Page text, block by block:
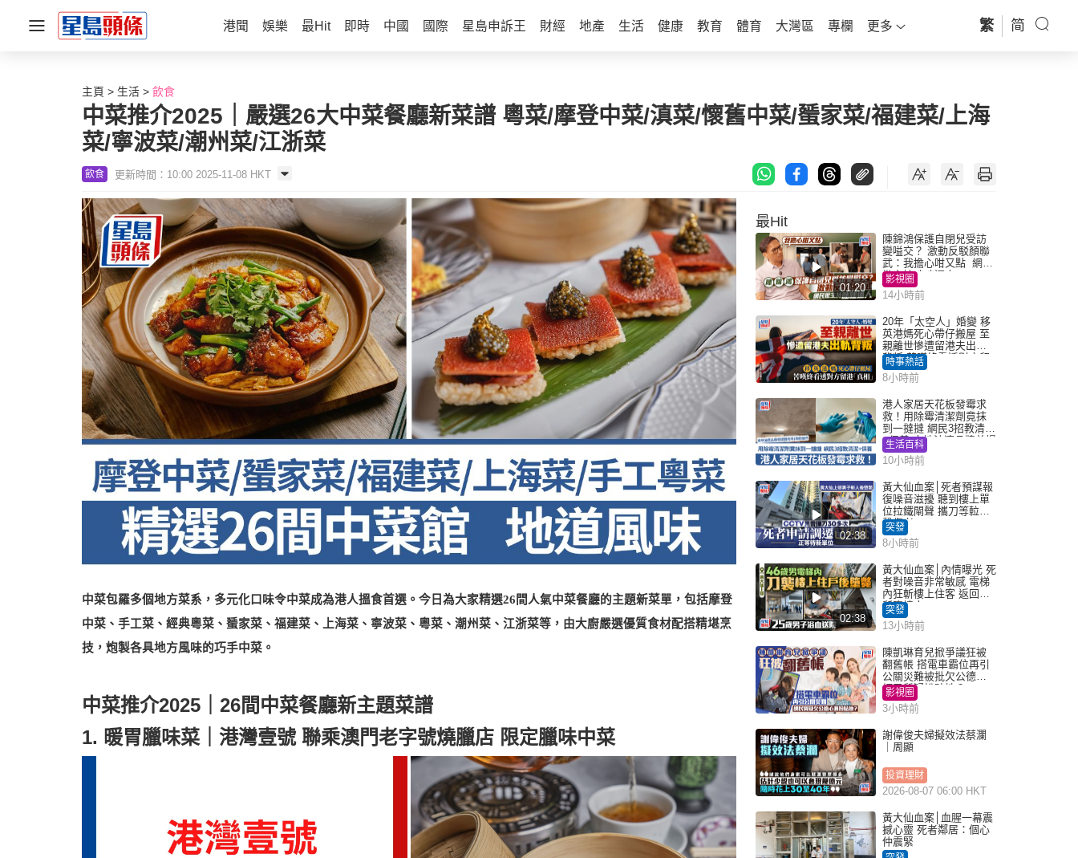
港聞 娛樂 最Hit 即時 中國 國際 星島申訴王 財經 地產 生活 健康 教育 體育 大灣區 專欄 更多 繁 简
主頁 生活 飲食
中菜推介2025｜嚴選26大中菜餐廳新菜譜 粵菜/摩登中菜/滇菜/懷舊中菜/蜑家菜/福建菜/上海
菜/寧波菜/潮州菜/江浙菜
飲食 更新時間：10:00 2025-11-08 HKT
中菜包羅多個地方菜系，多元化口味令中菜成為港人搵食首選。今日為大家精選26間人氣中菜餐廳的主題新菜單，包括摩登
中菜、手工菜、經典粵菜、蜑家菜、福建菜、上海菜、寧波菜、粵菜、潮州菜、江浙菜等，由大廚嚴選優質食材配搭精堪烹
技，炮製各具地方風味的巧手中菜。
中菜推介2025｜26間中菜餐廳新主題菜譜
1. 暖胃臘味菜｜港灣壹號 聯乘澳門老字號燒臘店 限定臘味中菜
最Hit
01:20
陳錦鴻保護自閉兒受訪
變嗌交？ 激動反駁顏聯
武：我擔心咁又點 網民
批主持咄咄逼人
影視圈
14小時前
20年「太空人」婚變 移
英港媽死心帶仔搬屋 至
親離世慘遭留港夫出軌
背叛 苦嘆終看透對方留
港「真相」｜Juicy叮
時事熱話
8小時前
港人家居天花板發霉求
救！用除霉清潔劑竟抹
到一撻撻 網民3招教清潔
+保養 本地油漆品牌曾提
醒勿用1物防變色
生活百科
10小時前
02:38
黃大仙血案│死者預謀報
復噪音滋擾 聽到樓上單
位拉鐵閘聲 攜刀等𨋢伏
擊傷者
突發
8小時前
02:38
黃大仙血案│內情曝光 死
者對噪音非常敏感 電梯
內狂斬樓上住客 返回住
所墮樓亡
突發
13小時前
陳凱琳育兒掀爭議狂被
翻舊帳 搭電車霸位再引
公關災難被批欠公德心
網民質疑扮貼地？
影視圈
3小時前
謝偉俊夫婦擬效法蔡瀾
｜周顯
投資理財
2026-08-07 06:00 HKT
黃大仙血案│血腥一幕震
撼心靈 死者鄰居：個心
仲震緊